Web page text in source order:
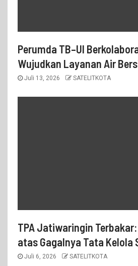
Perumda TB–UI
Wujudkan Layanan Air
Juli 13, 2026 SATELITKOTA
TPA Jatiwaringin
atas Gagalnya Tata Kelola
Juli 6, 2026 SATELITKOTA